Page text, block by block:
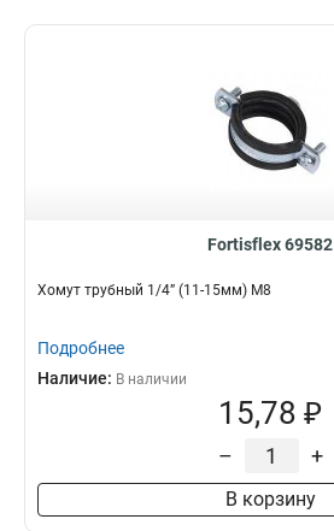
Fortisflex 69582
Хомут трубный 1/4” (11-15мм) М8
Подробнее
Наличие: В наличии
15,78 ₽
– +
В корзину